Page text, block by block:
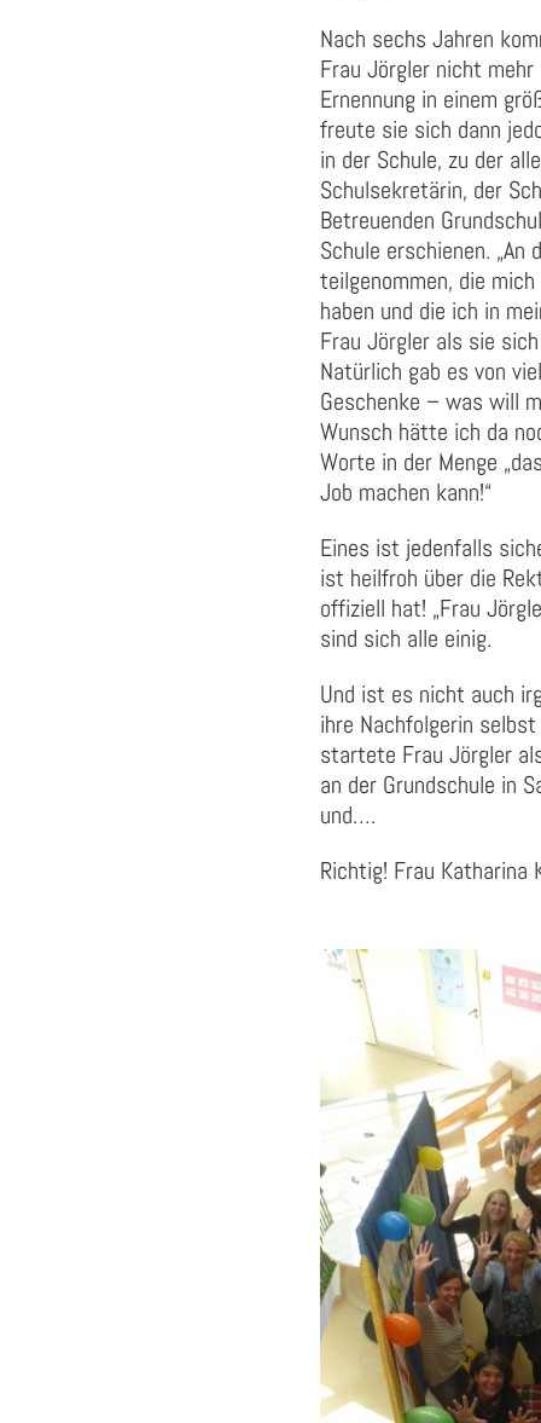
Nach sechs Jahren
Frau Jörgler nicht
Ernennung in einem
freute sie sich dann
in der Schule, zu der
Schulsekretärin, der
Betreuenden
Schule erschienen. „An
teilgenommen, die
haben und die ich in
Frau Jörgler als sie
Natürlich gab es von
Geschenke – was will
Wunsch hätte ich da
Worte in der Menge
Job machen kann!“
Eines ist jedenfalls
ist heilfroh über die
offiziell hat! „Frau
sind sich alle einig.
Und ist es nicht auch
ihre Nachfolgerin
startete Frau Jörgler
an der Grundschule in
und….
Richtig! Frau